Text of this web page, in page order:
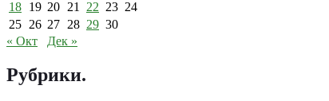
18 19 20 21 22 23 24
25 26 27 28 29 30
« Окт
Дек »
Рубрики.